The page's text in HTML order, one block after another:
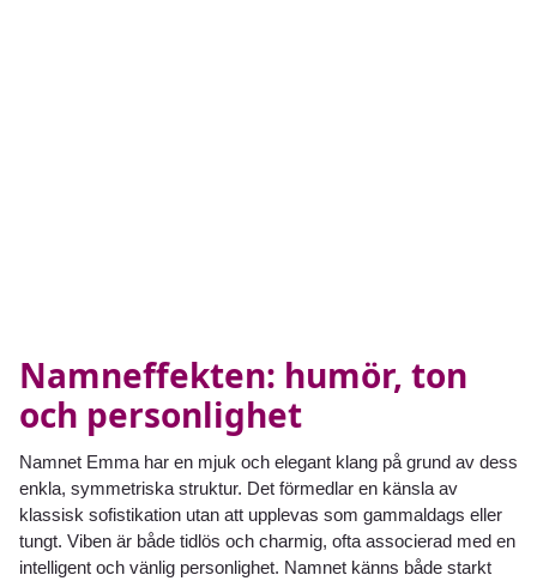
Namneffekten: humör, ton
och personlighet
Namnet Emma har en mjuk och elegant klang på grund av dess
enkla, symmetriska struktur. Det förmedlar en känsla av
klassisk sofistikation utan att upplevas som gammaldags eller
tungt. Viben är både tidlös och charmig, ofta associerad med en
intelligent och vänlig personlighet. Namnet känns både starkt